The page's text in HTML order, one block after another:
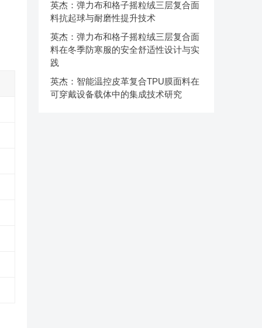
英杰：弹力布和格子摇粒绒三层复合面
料抗起球与耐磨性提升技术
英杰：弹力布和格子摇粒绒三层复合面
料在冬季防寒服的安全舒适性设计与实
践
英杰：智能温控皮革复合TPU膜面料在
可穿戴设备载体中的集成技术研究